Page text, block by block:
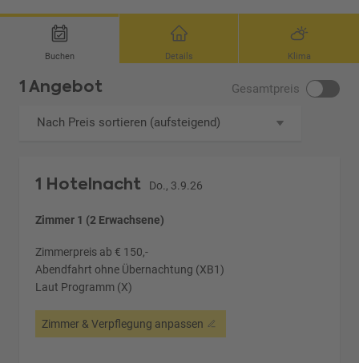
Buchen Details Klima
1 Angebot Gesamtpreis
Nach Preis sortieren (aufsteigend)
1 Hotelnacht Do., 3.9.26
Zimmer 1 (2 Erwachsene)
Zimmerpreis ab € 150,-
Abendfahrt ohne Übernachtung (XB1)
Laut Programm (X)
Zimmer & Verpflegung anpassen